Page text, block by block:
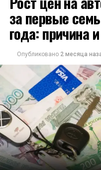
за первые
года: причина
Опубликовано 2 месяца